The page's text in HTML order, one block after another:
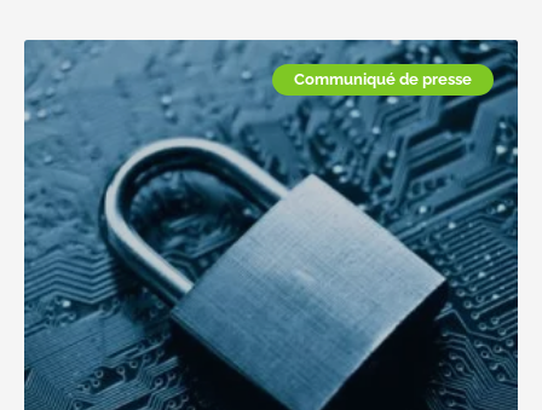
Communiqué de presse